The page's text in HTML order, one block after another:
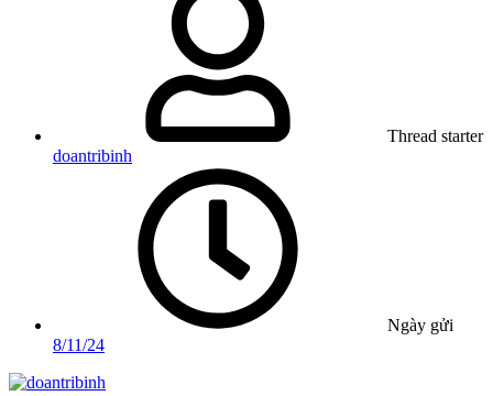
Thread starter
doantribinh
Ngày gửi
8/11/24